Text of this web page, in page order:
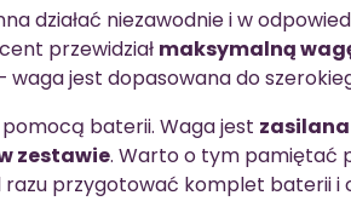
działać niezawodnie i w
przewidział maksymalną
waga jest dopasowana do
baterii. Waga jest
zestawie. Warto o tym pamiętać
przygotować komplet baterii i